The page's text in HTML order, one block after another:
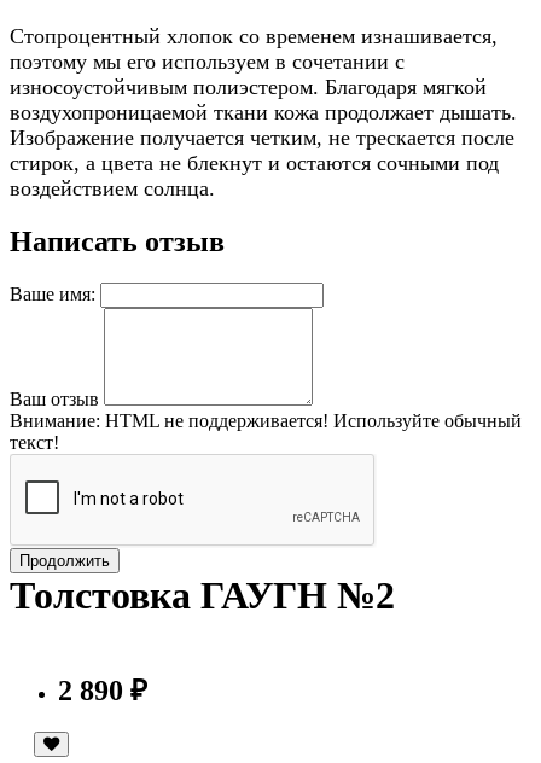
Стопроцентный хлопок со временем изнашивается,
поэтому мы его используем в сочетании с
износоустойчивым полиэстером. Благодаря мягкой
воздухопроницаемой ткани кожа продолжает дышать.
Изображение получается четким, не трескается после
стирок, а цвета не блекнут и остаются сочными под
воздействием солнца.
Написать отзыв
Ваше имя:
Ваш отзыв
Внимание: HTML не поддерживается! Используйте обычный
текст!
Продолжить
Толстовка ГАУГН №2
2 890 ₽